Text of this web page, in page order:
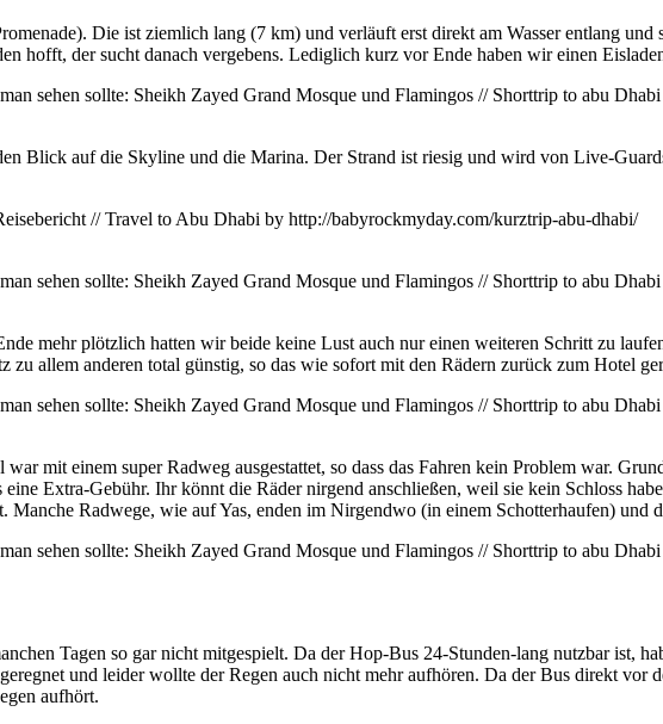
Die ist ziemlich lang (7 km) und verläuft erst direkt am Wasser entlang
hofft, der sucht danach vergebens. Lediglich kurz vor Ende haben wir einen
Blick auf die Skyline und die Marina. Der Strand ist riesig und wird von Live-
mehr plötzlich hatten wir beide keine Lust auch nur einen weiteren Schritt zu
zu allem anderen total günstig, so das wie sofort mit den Rädern zurück zum Hotel
mit einem super Radweg ausgestattet, so dass das Fahren kein Problem war.
eine Extra-Gebühr. Ihr könnt die Räder nirgend anschließen, weil sie kein Schloss
Manche Radwege, wie auf Yas, enden im Nirgendwo (in einem Schotterhaufen) und
Tagen so gar nicht mitgespielt. Da der Hop-Bus 24-Stunden-lang nutzbar ist,
und leider wollte der Regen auch nicht mehr aufhören. Da der Bus direkt vor
aufhört.